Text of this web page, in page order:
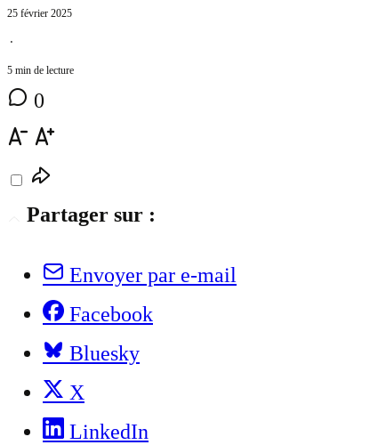
25 février 2025
⋅
5 min de lecture
0
Partager sur :
Envoyer par e-mail
Facebook
Bluesky
X
LinkedIn